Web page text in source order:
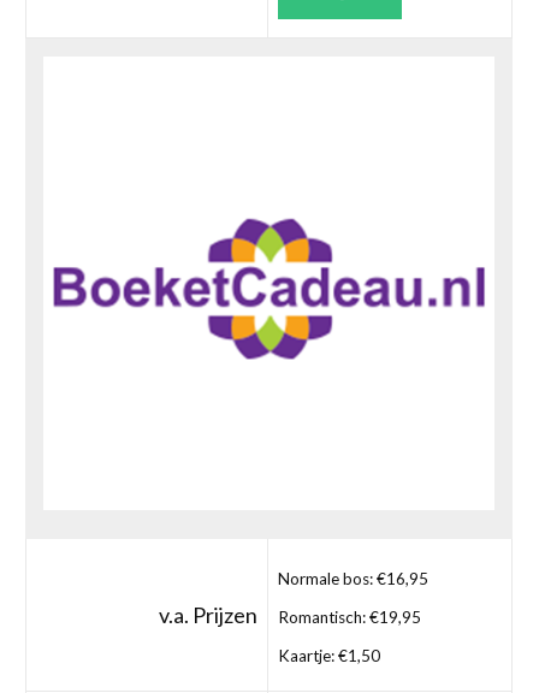
v.a. Prijzen
Normale bos: €16,95
Romantisch: €19,95
Kaartje: €1,50